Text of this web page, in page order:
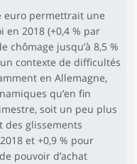
euro permettrait une
en 2018 (+0,4 % par
chômage jusqu’à 8,5 %
un contexte de difficultés
en Allemagne,
qu’en fin
soit un peu plus
des glissements
et +0,9 % pour
pouvoir d’achat